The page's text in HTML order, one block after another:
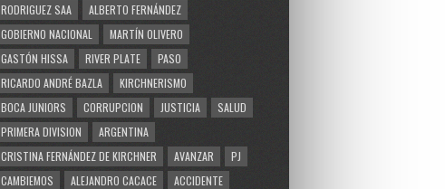
RODRIGUEZ SAA
ALBERTO FERNÁNDEZ
GOBIERNO NACIONAL
MARTÍN OLIVERO
GASTÓN HISSA
RIVER PLATE
PASO
RICARDO ANDRÉ BAZLA
KIRCHNERISMO
BOCA JUNIORS
CORRUPCION JUSTICIA
SALUD
PRIMERA DIVISION
ARGENTINA
CRISTINA FERNÁNDEZ DE KIRCHNER
AVANZAR
PJ
CAMBIEMOS
ALEJANDRO CACACE
ACCIDENTE